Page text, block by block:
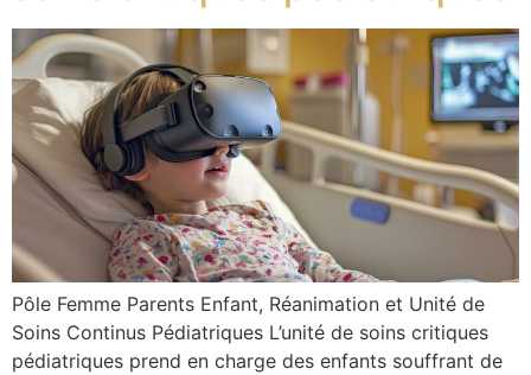
Pôle Femme Parents Enfant, Réanimation et Unité de
Soins Continus Pédiatriques L’unité de soins critiques
pédiatriques prend en charge des enfants souffrant de